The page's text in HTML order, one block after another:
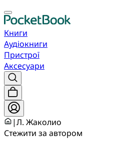
Книги
Аудіокниги
Пристрої
Аксесуари
|Л. Жаколио
Стежити за автором